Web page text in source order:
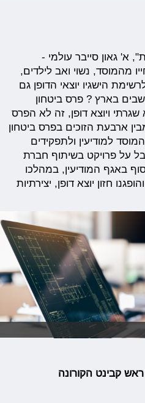
א' גאון סייבר עולמי -
גבר בשנות ה-40 לחייו מהמוסד, נשוי ואב לילדים,
הישגיו יוצאי הדופן גם
בארץ ? פרס ביטחון
באופן לא שגרתי ויוצא דופן, זה לא הפרס
ארבעת הזוכים בפרס ביטחון
למודיעין ולתפקידים
על פרויקט בשיתוף חברת
באגף המודיעין, במהלכו
חזון יוצא דופן, יצירתיות
קבינט הקורונה